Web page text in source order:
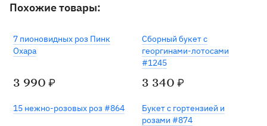
Похожие товары:
7 пионовидных роз Пинк
Охара
3 990 ₽
Сборный букет с
георгинами-лотосами
#1245
Готов к отправке
3 340 ₽
15 нежно-розовых роз #864
Букет с гортензией и
розами #874